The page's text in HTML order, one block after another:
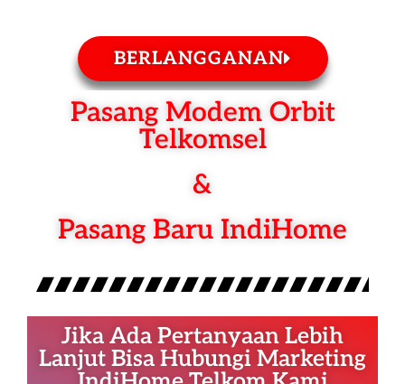
BERLANGGANAN
Pasang Modem Orbit
Telkomsel
&
Pasang Baru IndiHome
Jika Ada Pertanyaan Lebih
Lanjut Bisa Hubungi Marketing